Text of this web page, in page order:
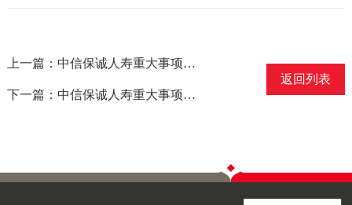
上一篇：中信保诚人寿重大事项信息披露报告[2026]1号
下一篇：中信保诚人寿重大事项信息披露报告[2025]6号
返回列表